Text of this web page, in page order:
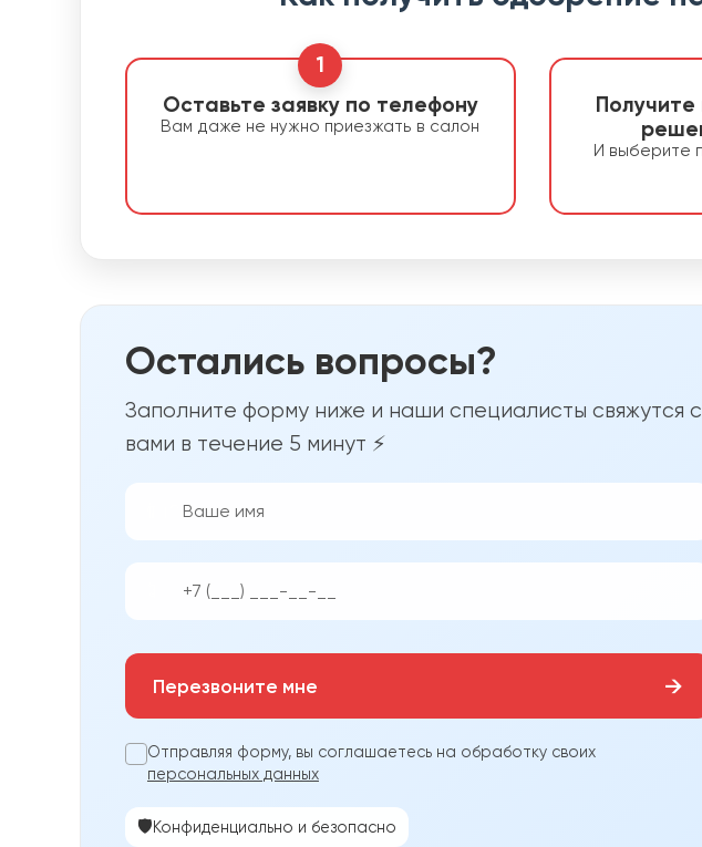
1
Оставьте заявку по телефону
Вам даже не нужно приезжать в салон
И выберите
Остались вопросы?
Заполните форму ниже и наши специалисты свяжутся с
вами в течение 5 минут ⚡
Перезвоните мне →
Отправляя форму, вы соглашаетесь на обработку своих
персональных данных
🛡️Конфиденциально и безопасно